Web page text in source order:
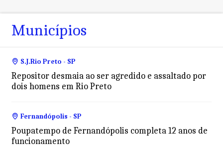
Municípios
S.J.Rio Preto - SP
Repositor desmaia ao ser agredido e assaltado por
dois homens em Rio Preto
Fernandópolis - SP
Poupatempo de Fernandópolis completa 12 anos de
funcionamento